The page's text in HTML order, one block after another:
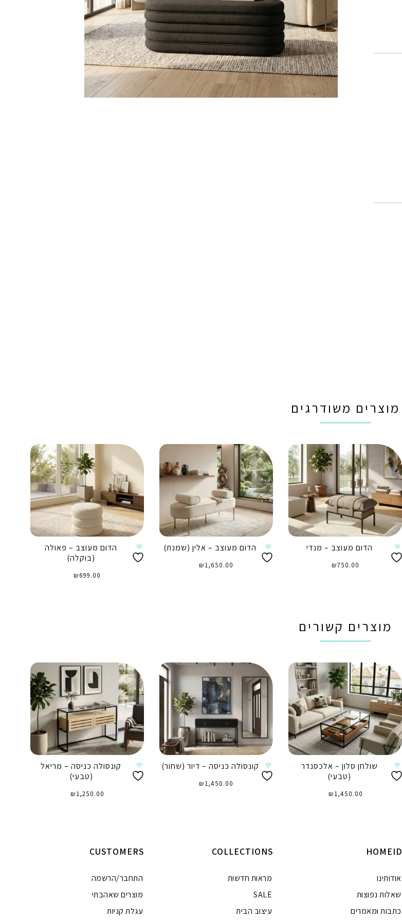
מוצרים משודרגים
הדום מעוצב – מנדי
₪750.00
הדום מעוצב – אלין (שמנת)
₪1,650.00
הדום מעוצב – פאולה
(בוקלה)
₪699.00
מוצרים קשורים
שולחן סלון – אלכסנדר
(טבעי)
₪1,450.00
קונסולה כניסה – דיור (שחור)
₪1,450.00
קונסולה כניסה – מריאל
(טבעי)
₪1,250.00
CUSTOMERS
התחבר/הרשמה
מוצרים שאהבתי
עגלת קניות
COLLECTIONS
מראות חדשות
SALE
עיצוב הבית
HOMEID
אודותינו
שאלות נפוצות
כתבות ומאמרים